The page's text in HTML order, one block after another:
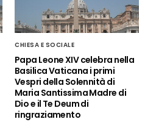
CHIESA E SOCIALE
Papa Leone XIV celebra nella
Basilica Vaticana i primi
Vespri della Solennità di
Maria Santissima Madre di
Dio e il Te Deum di
ringraziamento